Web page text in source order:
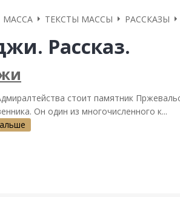
MACCA ТЕКСТЫ МАССЫ РАССКАЗЫ
Рассказ.
стоит памятник
Он один из многочисленного к...